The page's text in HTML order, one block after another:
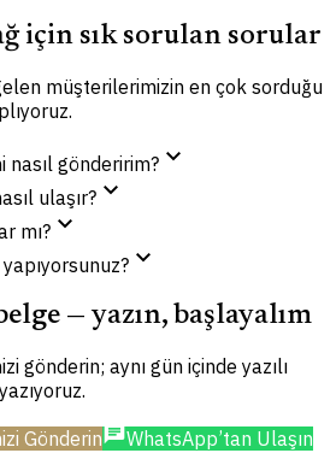
için sık sorulan sorular
müşterilerimizin en çok sorduğu
gönderirim?expand_more
ulaşır?expand_more
mı?expand_more
expand_more
— yazın, başlayalım
gönderin; aynı gün içinde yazılı
GönderinchatWhatsApp’tan Ulaşın